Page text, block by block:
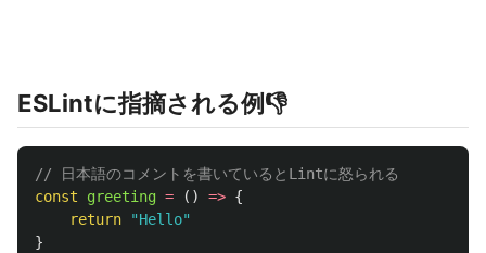
ESLintに指摘される例👎
// 日本語のコメントを書いているとLintに怒られる
const
greeting = () => {
return
"Hello"
}